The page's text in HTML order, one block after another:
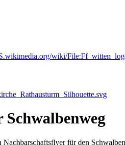
wiki/
für den